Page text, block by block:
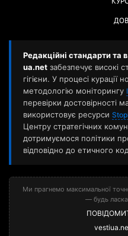
Редакційні стандарти та
ua.net забезпечує високі
гігієни. У процесі
методологію моніторингу
перевірки достовірності
використовує ресурси
Центру стратегічних
дотримуємося політики
відповідно до етичного
Ми прагнемо максимальної
— будь